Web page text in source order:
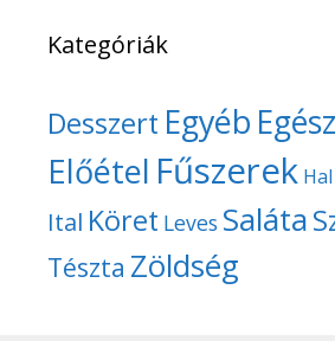
Kategóriák
Desszert Egyéb
Előétel Fűszerek Hal
Ital Köret Leves Saláta
Tészta Zöldség